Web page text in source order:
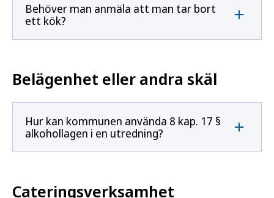
Behöver man anmäla att man tar bort
ett kök?
Belägenhet eller andra skäl
Hur kan kommunen använda 8 kap. 17 §
alkohollagen i en utredning?
Cateringsverksamhet